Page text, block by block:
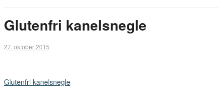
Glutenfri kanelsnegle
27. oktober 2015
Glutenfri kanelsnegle